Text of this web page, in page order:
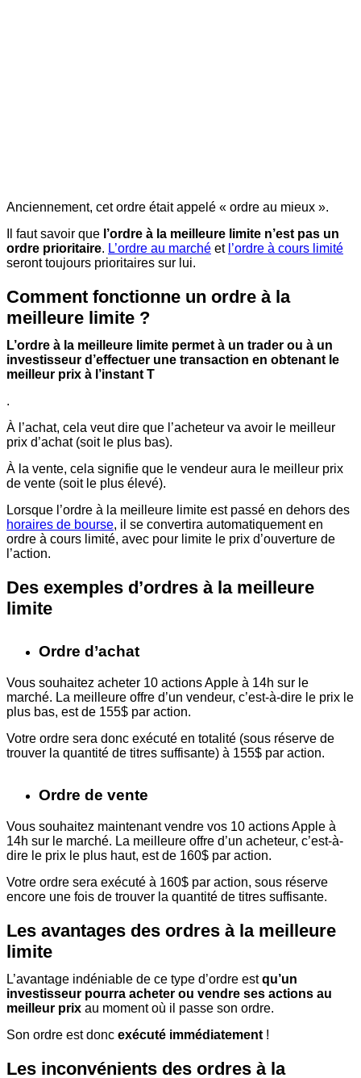
Anciennement, cet ordre était appelé « ordre au mieux ».
Il faut savoir que l’ordre à la meilleure limite n’est pas un
ordre prioritaire. L’ordre au marché et l’ordre à cours limité
seront toujours prioritaires sur lui.
Comment fonctionne un ordre à la
meilleure limite ?
L’ordre à la meilleure limite permet à un trader ou à un
investisseur d’effectuer une transaction en obtenant le
meilleur prix à l’instant T
.
À l’achat, cela veut dire que l’acheteur va avoir le meilleur
prix d’achat (soit le plus bas).
À la vente, cela signifie que le vendeur aura le meilleur prix
de vente (soit le plus élevé).
Lorsque l’ordre à la meilleure limite est passé en dehors des
horaires de bourse, il se convertira automatiquement en
ordre à cours limité, avec pour limite le prix d’ouverture de
l’action.
Des exemples d’ordres à la meilleure
limite
Ordre d’achat
Vous souhaitez acheter 10 actions Apple à 14h sur le
marché. La meilleure offre d’un vendeur, c’est-à-dire le prix le
plus bas, est de 155$ par action.
Votre ordre sera donc exécuté en totalité (sous réserve de
trouver la quantité de titres suffisante) à 155$ par action.
Ordre de vente
Vous souhaitez maintenant vendre vos 10 actions Apple à
14h sur le marché. La meilleure offre d’un acheteur, c’est-à-
dire le prix le plus haut, est de 160$ par action.
Votre ordre sera exécuté à 160$ par action, sous réserve
encore une fois de trouver la quantité de titres suffisante.
Les avantages des ordres à la meilleure
limite
L’avantage indéniable de ce type d’ordre estqu’un
investisseur pourra acheter ou vendre ses actions au
meilleur prix au moment où il passe son ordre.
Son ordre est donc exécuté immédiatement !
Les inconvénients des ordres à la